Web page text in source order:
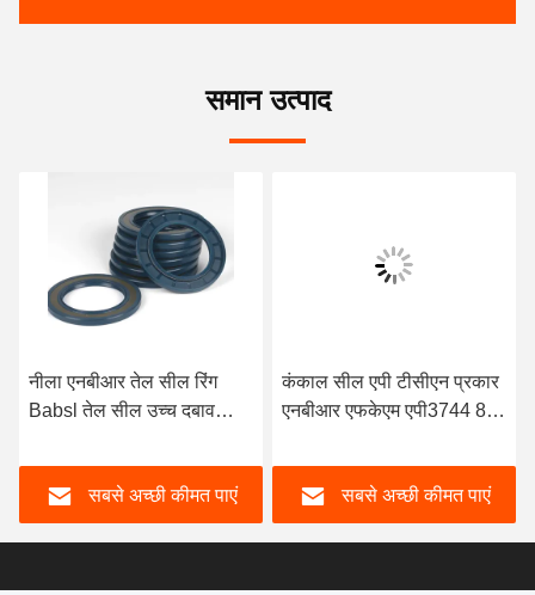
समान उत्पाद
नीला एनबीआर तेल सील रिंग
Babsl तेल सील उच्च दबाव
सबसे अच्छी कीमत पाएं
कंकाल सील एपी टीसीएन प्रकार
एनबीआर एफकेएम एपी3744 80
मिमी एपी3744
सबसे अच्छी कीमत पाएं